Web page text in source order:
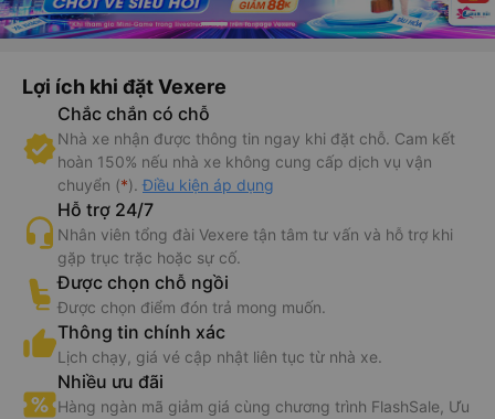
Lợi ích khi đặt Vexere
Chắc chắn có chỗ
Nhà xe nhận được thông tin ngay khi đặt chỗ. Cam kết
hoàn 150% nếu nhà xe không cung cấp dịch vụ vận
chuyển (*). Điều kiện áp dụng
Hỗ trợ 24/7
Nhân viên tổng đài Vexere tận tâm tư vấn và hỗ trợ khi
gặp trục trặc hoặc sự cố.
Được chọn chỗ ngồi
Được chọn điểm đón trả mong muốn.
Thông tin chính xác
Lịch chạy, giá vé cập nhật liên tục từ nhà xe.
Nhiều ưu đãi
Hàng ngàn mã giảm giá cùng chương trình FlashSale, Ưu